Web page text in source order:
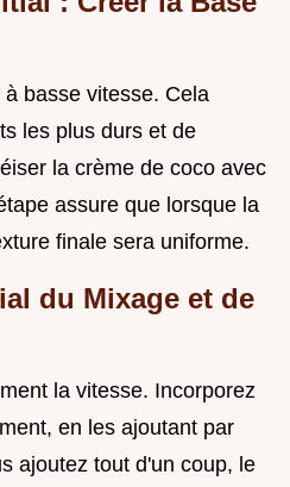
basse vitesse. Cela
les plus durs et de
la crème de coco avec
assure que lorsque la
finale sera uniforme.
du Mixage et de
la vitesse. Incorporez
en les ajoutant par
ajoutez tout d'un coup, le